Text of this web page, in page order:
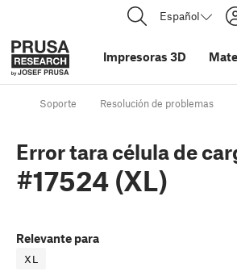
Español
Impresoras 3D
Soporte Resolución de problemas
Error tara célula de
#17524 (XL)
Relevante para
XL